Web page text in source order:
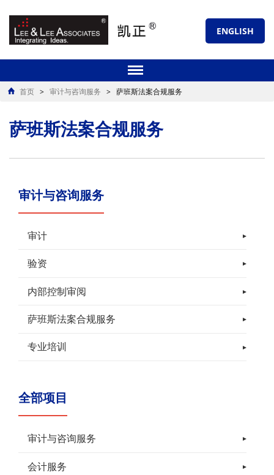
ENGLISH
首页 > 审计与咨询服务 > 萨班斯法案合规服务
萨班斯法案合规服务
审计与咨询服务
审计
验资
内部控制审阅
萨班斯法案合规服务
专业培训
全部项目
审计与咨询服务
会计服务